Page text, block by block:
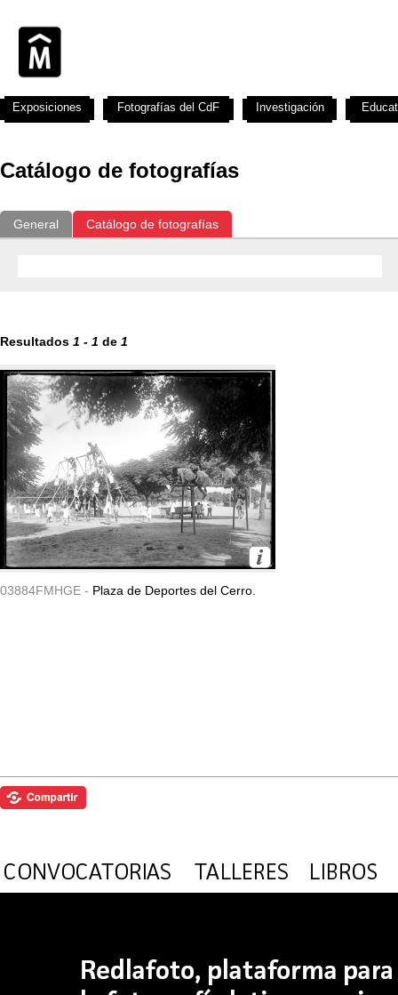
Catálogo de fotografías
General Catálogo de fotografías
Resultados 1 - 1 de 1
03884FMHGE - Plaza de Deportes del Cerro.
Exposiciones Fotografías del CdF Investigación